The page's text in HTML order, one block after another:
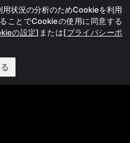
状況の分析のためCookieを利用
ことでCookieの使用に同意する
の設定] または[プライバシーポ